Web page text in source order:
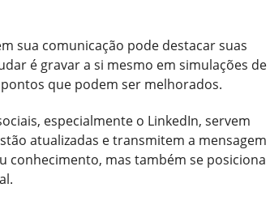
sua comunicação pode destacar suas
é gravar a si mesmo em simulações de
que podem ser melhorados.
especialmente o LinkedIn, servem
atualizadas e transmitem a mensagem
conhecimento, mas também se posiciona